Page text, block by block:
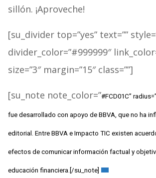
sillón. ¡Aproveche!
[su_divider top=”yes” text=””
divider_color=”#999999″
size=”3″ margin=”15″ class=””]
[su_note note_color=”#FCD01C”
fue desarrollado con apoyo de BBVA, que no ha
editorial. Entre BBVA e Impacto TIC existen
efectos de comunicar información factual y
educación financiera.[/su_note]